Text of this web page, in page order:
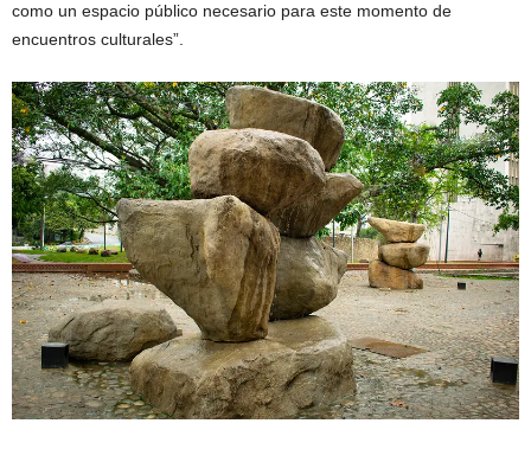
como un espacio público necesario para este momento de
encuentros culturales”.